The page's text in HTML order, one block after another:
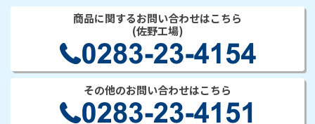
商品に関するお問い合わせはこちら
(佐野工場)
その他のお問い合わせはこちら